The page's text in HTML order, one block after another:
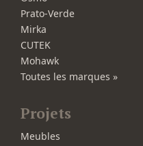
Prato-Verde
Mirka
CUTEK
Mohawk
Toutes les marques »
Projets
Meubles